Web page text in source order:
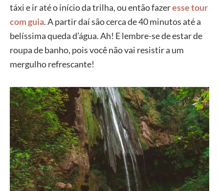
táxi e ir até o início da trilha, ou então fazeresse tour
com guia. A partir daí são cerca de 40 minutos até a
belíssima queda d’água. Ah! E lembre-se de estar de
roupa de banho, pois você não vai resistir a um
mergulho refrescante!